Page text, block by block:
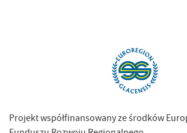
Projekt współfinansowany ze środków